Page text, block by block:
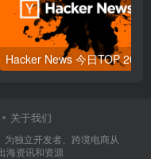
关于我们
为独立开发者、跨境电商从
海资讯和资源